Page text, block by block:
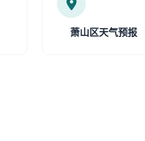
萧山区天气预报